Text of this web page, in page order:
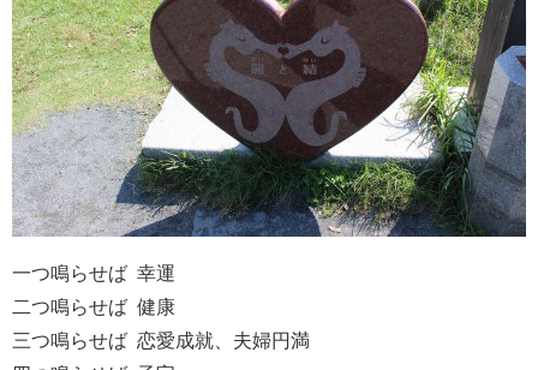
一つ鳴らせば 幸運
二つ鳴らせば 健康
三つ鳴らせば 恋愛成就、夫婦円満